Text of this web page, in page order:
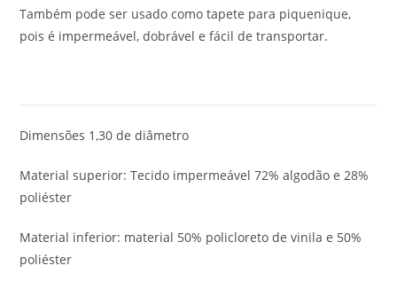
Também pode ser usado como tapete para piquenique,
pois é impermeável, dobrável e fácil de transportar.
Dimensões 1,30 de diâmetro
Material superior: Tecido impermeável 72% algodão e 28%
poliéster
Material inferior: material 50% policloreto de vinila e 50%
poliéster